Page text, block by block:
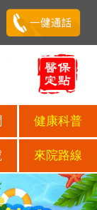
健康科普
來院路線